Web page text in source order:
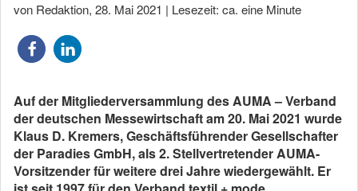
von Redaktion, 28. Mai 2021 | Lesezeit: ca. eine Minute
Auf der Mitgliederversammlung des AUMA – Verband
der deutschen Messewirtschaft am 20. Mai 2021 wurde
Klaus D. Kremers, Geschäftsführender Gesellschafter
der Paradies GmbH, als 2. Stellvertretender AUMA-
Vorsitzender für weitere drei Jahre wiedergewählt. Er